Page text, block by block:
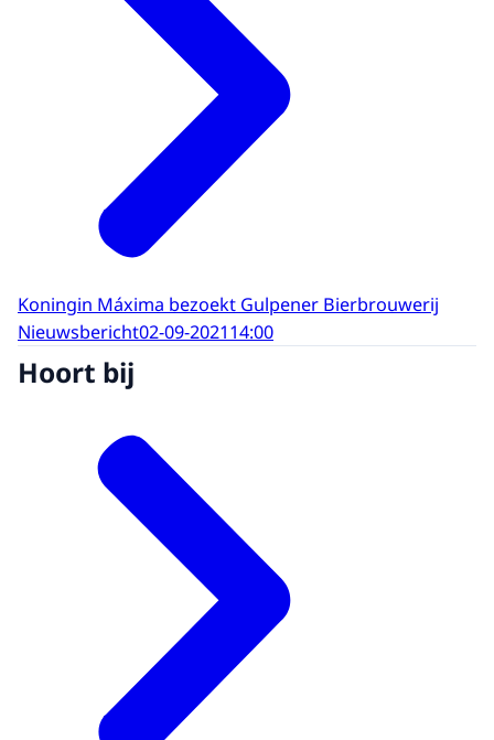
Koningin Máxima bezoekt Gulpener Bierbrouwerij
Nieuwsbericht02-09-202114:00
Hoort bij